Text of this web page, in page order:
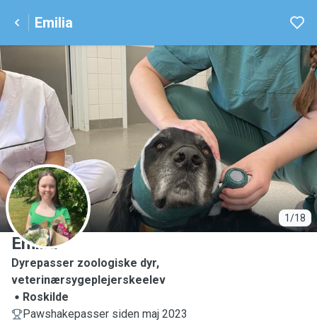
Emilia
1/18
E
Emilia
Dyrepasser zoologiske dyr,
veterinærsygeplejerskeelev
Roskilde
Pawshakepasser siden maj 2023